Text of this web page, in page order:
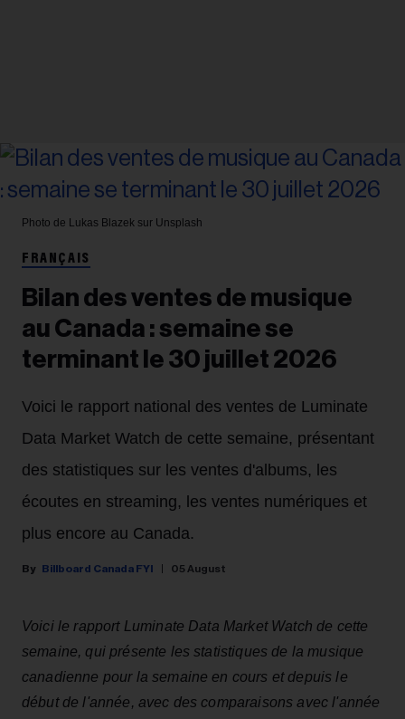
Photo de Lukas Blazek sur Unsplash
FRANÇAIS
Bilan des ventes de musique
au Canada : semaine se
terminant le 30 juillet 2026
Voici le rapport national des ventes de Luminate
Data Market Watch de cette semaine, présentant
des statistiques sur les ventes d'albums, les
écoutes en streaming, les ventes numériques et
plus encore au Canada.
Billboard Canada FYI 05 August
Voici le rapport Luminate Data Market Watch de cette
semaine, qui présente les statistiques de la musique
canadienne pour la semaine en cours et depuis le
début de l'année, avec des comparaisons avec l'année